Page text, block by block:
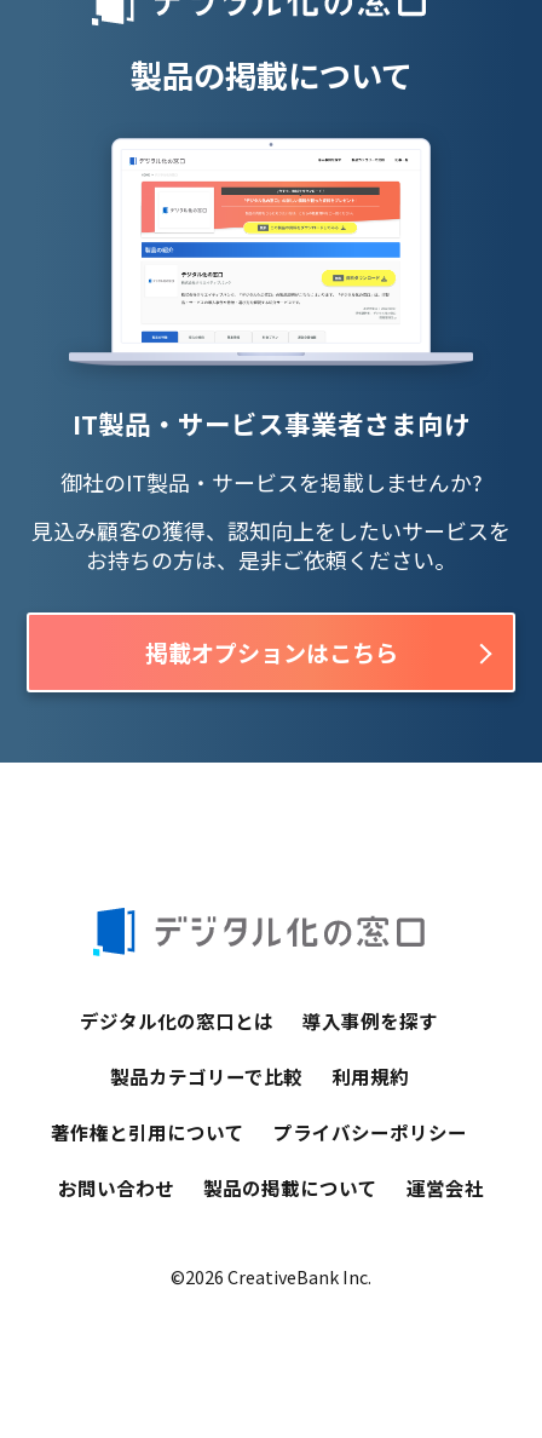
授業支援シス
製品の掲載について
IT製品・サービス事業者さま向け
御社のIT製品・サービスを掲載しませんか?
見込み顧客の獲得、認知向上をしたいサービスを
お持ちの方は、是非ご依頼ください。
掲載オプションはこちら
デジタル化の窓口とは 導入事例を探す
製品カテゴリーで比較 利用規約
著作権と引用について プライバシーポリシー
お問い合わせ 製品の掲載について 運営会社
©2026 CreativeBank Inc.